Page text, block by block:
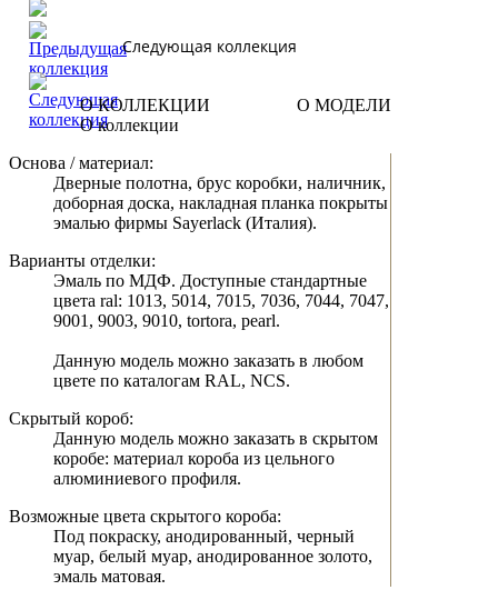
Следующая коллекция
О КОЛЛЕКЦИИ
О МОДЕЛИ
О коллекции
Основа / материал:
Дверные полотна, брус коробки, наличник,
доборная доска, накладная планка покрыты
эмалью фирмы Sayerlack (Италия).
Варианты отделки:
Эмаль по МДФ. Доступные стандартные
цвета ral: 1013, 5014, 7015, 7036, 7044, 7047,
9001, 9003, 9010, tortora, pearl.
Данную модель можно заказать в любом
цвете по каталогам RAL, NCS.
Скрытый короб:
Данную модель можно заказать в скрытом
коробе: материал короба из цельного
алюминиевого профиля.
Возможные цвета скрытого короба:
Под покраску, анодированный, черный
муар, белый муар, анодированное золото,
эмаль матовая.